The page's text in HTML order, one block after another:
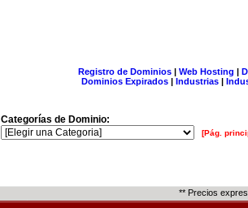
Registro de Dominios| Web Hosting |
Dominios Expirados | Industrias |
Categorías de Dominio:
[Pág.
** Precios